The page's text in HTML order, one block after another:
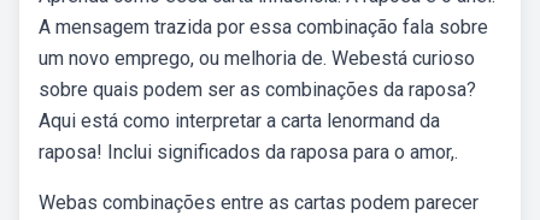
A mensagem trazida por essa combinação fala sobre
um novo emprego, ou melhoria de. Webestá curioso
sobre quais podem ser as combinações da raposa?
Aqui está como interpretar a carta lenormand da
raposa! Inclui significados da raposa para o amor,.
Webas combinações entre as cartas podem parecer